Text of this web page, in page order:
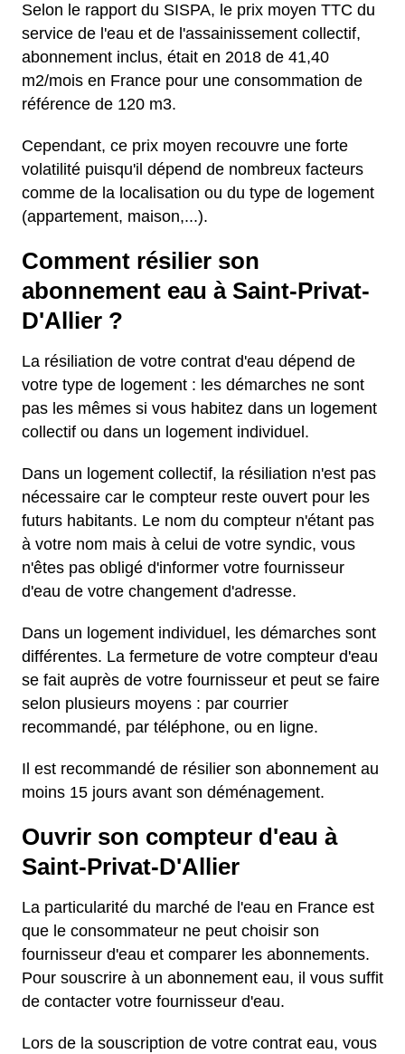
Selon le rapport du SISPA, le prix moyen TTC du
service de l'eau et de l'assainissement collectif,
abonnement inclus, était en 2018 de 41,40
m2/mois en France pour une consommation de
référence de 120 m3.
Cependant, ce prix moyen recouvre une forte
volatilité puisqu'il dépend de nombreux facteurs
comme de la localisation ou du type de logement
(appartement, maison,...).
Comment résilier son
abonnement eau à Saint-Privat-
D'Allier ?
La résiliation de votre contrat d'eau dépend de
votre type de logement : les démarches ne sont
pas les mêmes si vous habitez dans un logement
collectif ou dans un logement individuel.
Dans un logement collectif, la résiliation n'est pas
nécessaire car le compteur reste ouvert pour les
futurs habitants. Le nom du compteur n'étant pas
à votre nom mais à celui de votre syndic, vous
n'êtes pas obligé d'informer votre fournisseur
d'eau de votre changement d'adresse.
Dans un logement individuel, les démarches sont
différentes. La fermeture de votre compteur d'eau
se fait auprès de votre fournisseur et peut se faire
selon plusieurs moyens : par courrier
recommandé, par téléphone, ou en ligne.
Il est recommandé de résilier son abonnement au
moins 15 jours avant son déménagement.
Ouvrir son compteur d'eau à
Saint-Privat-D'Allier
La particularité du marché de l'eau en France est
que le consommateur ne peut choisir son
fournisseur d'eau et comparer les abonnements.
Pour souscrire à un abonnement eau, il vous suffit
de contacter votre fournisseur d'eau.
Lors de la souscription de votre contrat eau, vous